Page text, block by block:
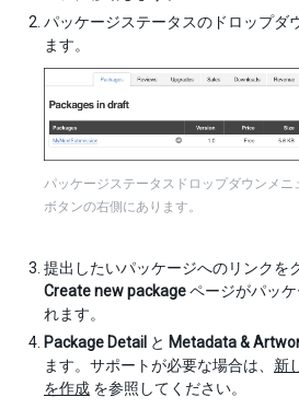
パッケージステータスのドロップダ
ます。
パッケージステータスドロップダウンメ
ボタンの右側にあります。
提出したいパッケージへのリンクを
Create new packageページがパッ
れます。
Package Detail と Metadata &
ます。サポートが必要な場合は、 新
を作成 を参照してください。